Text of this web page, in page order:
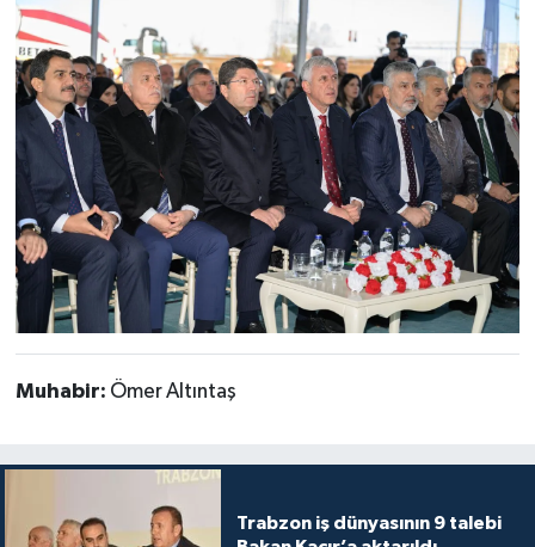
Muhabir: Ömer Altıntaş
Trabzon iş dünyasının 9 talebi